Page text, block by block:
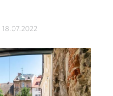
18.07.2022